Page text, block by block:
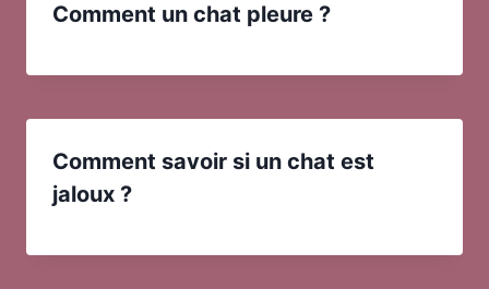
Comment un chat pleure ?
Comment savoir si un chat est
jaloux ?